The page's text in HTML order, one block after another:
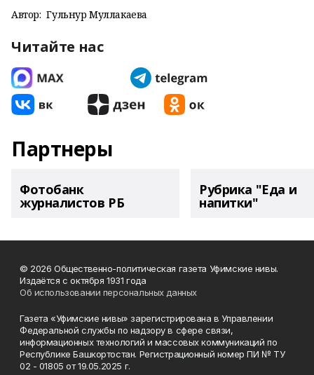
Автор: Гульнур Муллакаева
Читайте нас
Партнеры
Фотобанк
журналистов РБ
Рубрика "Еда и
напитки"
© 2026 Общественно-политическая газета Уфимские нивы.
Издаётся с октября 1931 года
Об использовании персональных данных
Газета «Уфимские нивы» зарегистрирована в Управлении
Федеральной службы по надзору в сфере связи,
информационных технологий и массовых коммуникаций по
Республике Башкортостан. Регистрационный номер ПИ № ТУ
02 - 01805 от 19.05.2025 г.